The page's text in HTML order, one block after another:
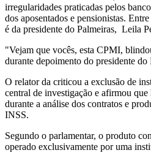
irregularidades praticadas pelos
dos aposentados e pensionistas.
é da presidente do Palmeiras, Leila
"Vejam que vocês, esta CPMI,
durante depoimento do presidente
O relator da criticou a exclusão de
central de investigação e afirmou
durante a análise dos contratos e
INSS.
Segundo o parlamentar, o produto
operado exclusivamente por uma